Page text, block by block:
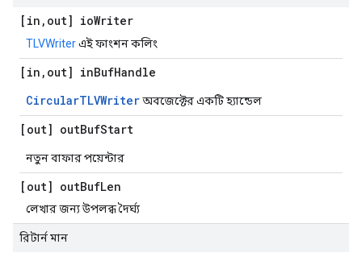
[in , out] ioWriter
TLVWriterএই ফাংশন কলিং
[in , out] inBufHandle
CircularTLVWriterঅবজেক্টের একটি হ্যান্ডেল
[out] outBufStart
নতুন বাফার পয়েন্টার
[out] outBufLen
লেখার জন্য উপলব্ধ দৈর্ঘ্য
রিটার্ন মান